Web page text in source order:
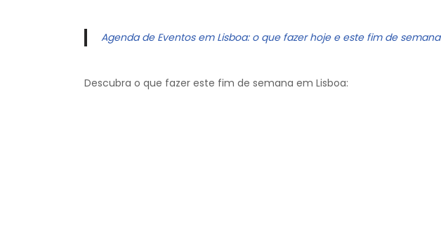
Agenda de Eventos em Lisboa: o que fazer hoje e este fim de semana
Descubra o que fazer este fim de semana em Lisboa: